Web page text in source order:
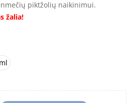
piktžolių naikinimui.
žalia!